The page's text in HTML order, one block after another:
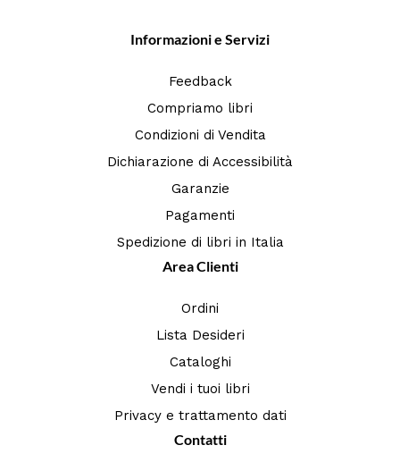
Informazioni e Servizi
Feedback
Compriamo libri
Condizioni di Vendita
Dichiarazione di Accessibilità
Garanzie
Pagamenti
Spedizione di libri in Italia
Area Clienti
Ordini
Lista Desideri
Cataloghi
Vendi i tuoi libri
Privacy e trattamento dati
Contatti